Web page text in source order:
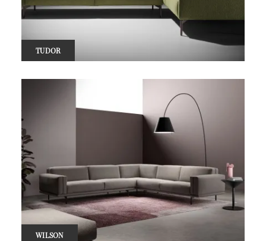
TUDOR
WILSON